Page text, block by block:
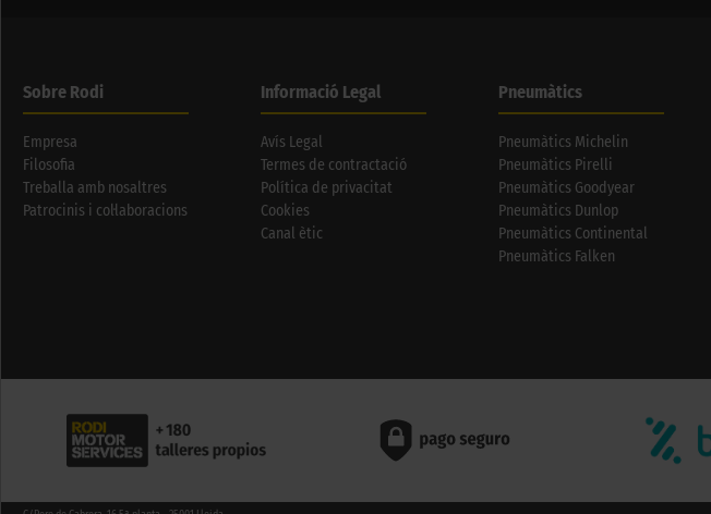
Sobre Rodi
Empresa
Filosofia
Treballa amb nosaltres
Patrocinis i col·laboracions
Informació Legal
Avís Legal
Termes de contractació
Política de privacitat
Cookies
Canal ètic
Pneumàtics
Pneumàtics Michelin
Pneumàtics Pirelli
Pneumàtics Goodyear
Pneumàtics Dunlop
Pneumàtics Continental
Pneumàtics Falken